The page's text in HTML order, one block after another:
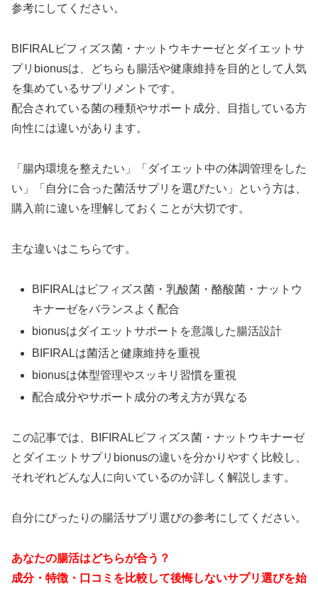
参考にしてください。
BIFIRALビフィズス菌・ナットウキナーゼとダイエットサ
プリbionusは、どちらも腸活や健康維持を目的として人気
を集めているサプリメントです。
配合されている菌の種類やサポート成分、目指している方
向性には違いがあります。
「腸内環境を整えたい」「ダイエット中の体調管理をした
い」「自分に合った菌活サプリを選びたい」という方は、
購入前に違いを理解しておくことが大切です。
主な違いはこちらです。
BIFIRALはビフィズス菌・乳酸菌・酪酸菌・ナットウ
キナーゼをバランスよく配合
bionusはダイエットサポートを意識した腸活設計
BIFIRALは菌活と健康維持を重視
bionusは体型管理やスッキリ習慣を重視
配合成分やサポート成分の考え方が異なる
この記事では、BIFIRALビフィズス菌・ナットウキナーゼ
とダイエットサプリbionusの違いを分かりやすく比較し、
それぞれどんな人に向いているのか詳しく解説します。
自分にぴったりの腸活サプリ選びの参考にしてください。
あなたの腸活はどちらが合う？
成分・特徴・口コミを比較して後悔しないサプリ選びを始